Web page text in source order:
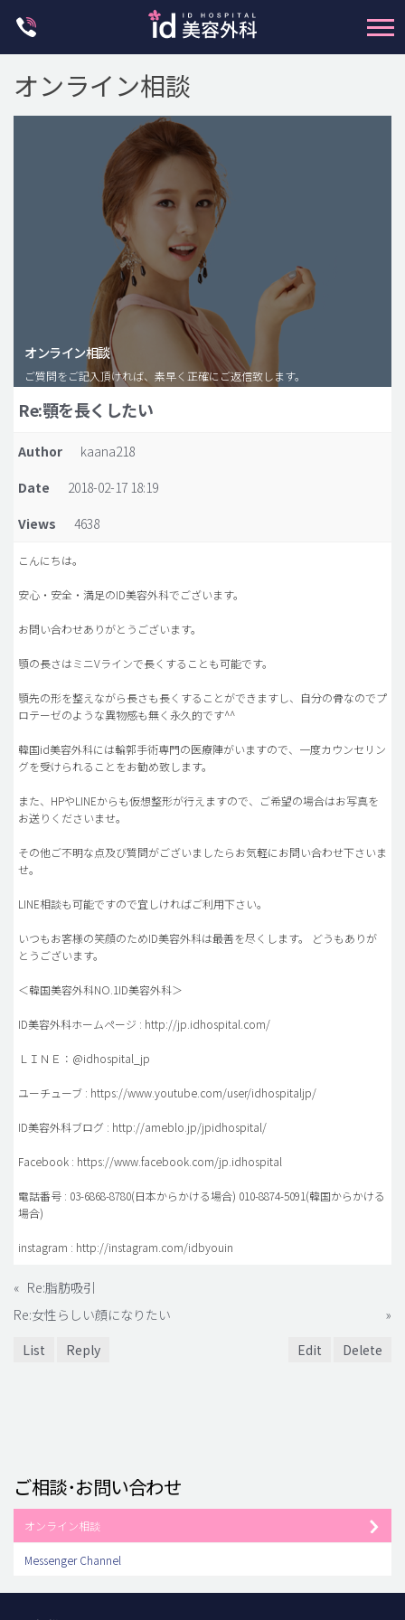
脂肪注入(アンチエイジング)
豊胸手術・バストアップ
プチ整形
idリアルストーリー
idニュース
病院紹介
安全整形
料金一覧
オンライン相談
オンライン相談
ご質問をご記入頂ければ、素早く正確にご返信致します。
Re:顎を長くしたい
Author
kaana218
Date
2018-02-17 18:19
Views
4638
こんにちは。
安心・安全・満足のID美容外科でございます。
お問い合わせありがとうございます。
顎の長さはミニVラインで長くすることも可能です。
顎先の形を整えながら長さも長くすることができますし、自分の骨なのでプ
ロテーゼのような異物感も無く永久的です^^
韓国id美容外科には輪郭手術専門の医療陣がいますので、一度カウンセリン
グを受けられることをお勧め致します。
また、HPやLINEからも仮想整形が行えますので、ご希望の場合はお写真を
お送りくださいませ。
その他ご不明な点及び質問がございましたらお気軽にお問い合わせ下さいま
せ。
LINE相談も可能ですので宜しければご利用下さい。
いつもお客様の笑顔のためID美容外科は最善を尽くします。 どうもありが
とうございます。
＜韓国美容外科NO.1ID美容外科＞
ID美容外科ホームページ : http://jp.idhospital.com/
ＬＩＮＥ：@idhospital_jp
ユーチューブ : https://www.youtube.com/user/idhospitaljp/
ID美容外科ブログ : http://ameblo.jp/jpidhospital/
Facebook : https://www.facebook.com/jp.idhospital
電話番号 : 03-6868-8780(日本からかける場合) 010-8874-5091(韓国からかける
場合)
instagram : http://instagram.com/idbyouin
« Re:脂肪吸引
Re:女性らしい顔になりたい
»
List
Reply Edit Delete
ご相談･お問い合わせ
オンライン相談
Messenger Channel